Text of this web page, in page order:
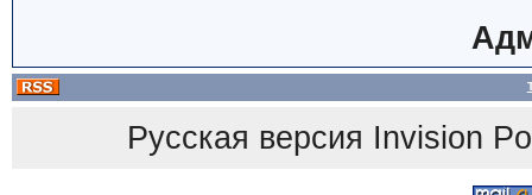
Русская версия Invision